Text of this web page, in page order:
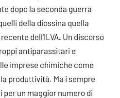
dopo la seconda guerra
della diossina quella
dell’ILVA. Un discorso
antiparassitari e
imprese chimiche come
produttività. Ma i sempre
un maggior numero di